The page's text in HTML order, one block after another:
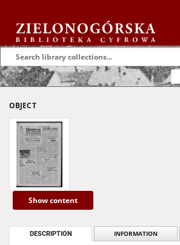
OBJECT
Show content
DESCRIPTION INFORMATION